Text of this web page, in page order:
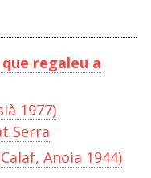
regaleu a
1977)
Serra
Anoia 1944)